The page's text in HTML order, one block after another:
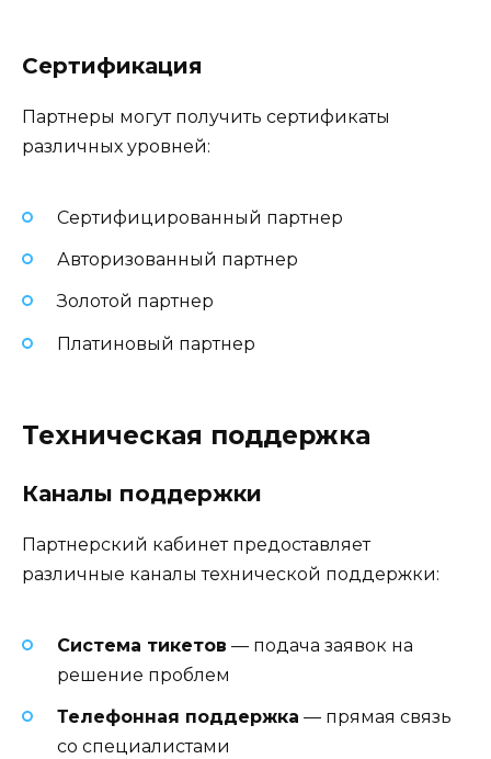
Сертификация
Партнеры могут получить сертификаты
различных уровней:
Сертифицированный партнер
Авторизованный партнер
Золотой партнер
Платиновый партнер
Техническая поддержка
Каналы поддержки
Партнерский кабинет предоставляет
различные каналы технической поддержки:
Система тикетов — подача заявок на
решение проблем
Телефонная поддержка — прямая связь
со специалистами